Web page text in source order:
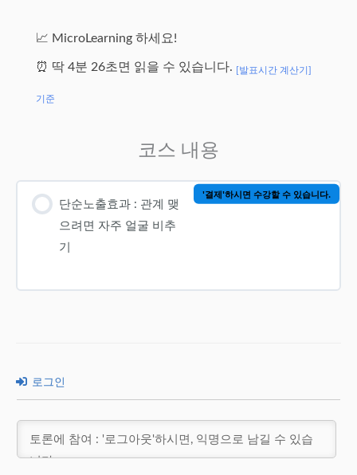
📈 MicroLearning 하세요!
⏰ 딱 4분 26초면 읽을 수 있습니다. [발표시간 계산기]
기준
코스 내용
단순노출효과 : 관계 맺
으려면 자주 얼굴 비추
기
'결제'하시면 수강할 수 있습니다.
로그인